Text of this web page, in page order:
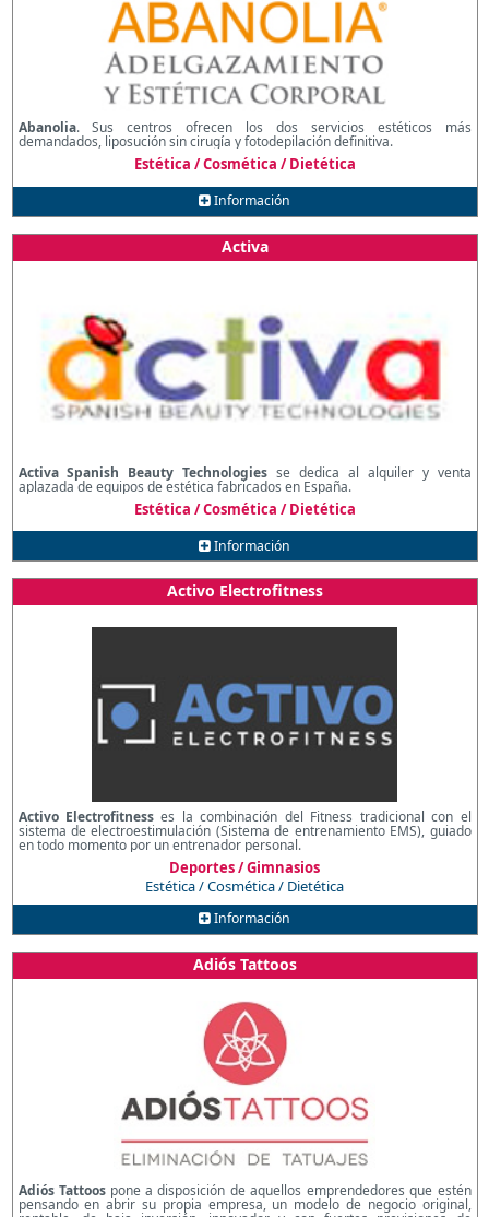
Abanolia. Sus centros ofrecen los dos servicios estéticos más
demandados, liposución sin cirugía y fotodepilación definitiva.
Estética / Cosmética / Dietética
Información
Activa
Activa Spanish Beauty Technologiesse dedica al alquiler y venta
aplazada de equipos de estética fabricados en España.
Estética / Cosmética / Dietética
Información
Activo Electrofitness
Activo Electrofitnesses la combinación del Fitness tradicional con el
sistema de electroestimulación (Sistema de entrenamiento EMS), guiado
en todo momento por un entrenador personal.
Deportes / Gimnasios
Estética / Cosmética / Dietética
Información
Adiós Tattoos
Adiós Tattoos pone a disposición de aquellos emprendedores que estén
pensando en abrir su propia empresa, un modelo de negocio original,